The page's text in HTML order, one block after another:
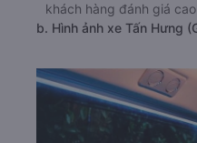
khách hàng đánh giá
b. Hình ảnh xe Tấn Hưng